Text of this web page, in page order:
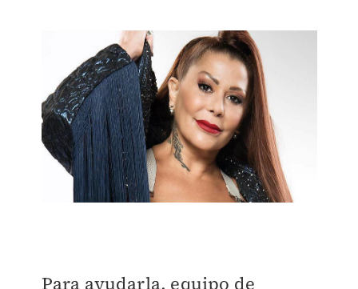
Para ayudarla, equipo de